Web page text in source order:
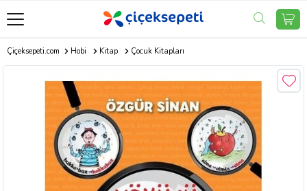
Çiçeksepeti.com Hobi Kitap Çocuk Kitapları